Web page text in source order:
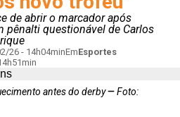
de abrir o marcador após
pênalti questionável de Carlos
26 - 14h04minEmEsportes
antes do derby
Foto: